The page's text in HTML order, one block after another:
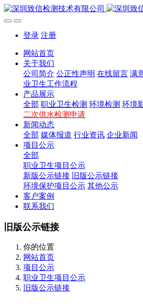
登录 注册
网站首页
关于我们
公司简介 公正性声明 在线留言 满
业卫生工作流程
产品展示
全部 职业卫生检测 环境检测 环境
二次供水检测申请
新闻动态
全部 媒体报道 行业资讯 企业新闻
项目公示
全部
职业卫生项目公示
新版公示链接
旧版公示链接
环境保护项目公示 其他公示
客户案例
联系我们
旧版公示链接
你的位置
网站首页
项目公示
职业卫生项目公示
旧版公示链接